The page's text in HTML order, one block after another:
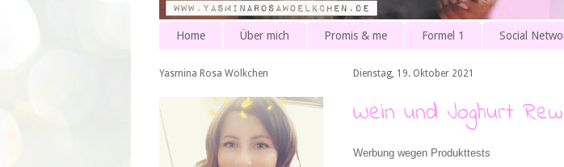
Home Über mich Promis & me Formel 1 Social
Dienstag, 19. Oktober 2021
Wein und Joghurt
Werbung wegen Produkttests
Yasmina Rosa Wölkchen